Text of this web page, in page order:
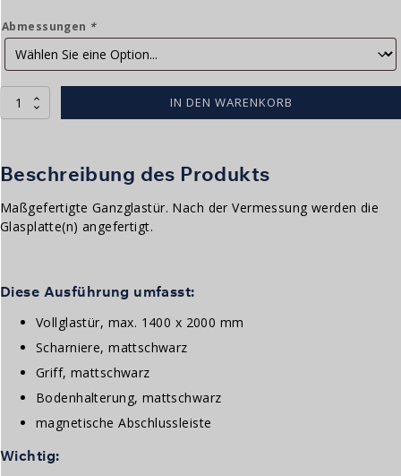
Abmessungen *
Volglas
deur
zwart
Menge
IN DEN WARENKORB
Beschreibung des Produkts
Maßgefertigte Ganzglastür. Nach der Vermessung werden die
Glasplatte(n) angefertigt.
Diese Ausführung umfasst:
Vollglastür, max. 1400 x 2000 mm
Scharniere, mattschwarz
Griff, mattschwarz
Bodenhalterung, mattschwarz
magnetische Abschlussleiste
Wichtig: